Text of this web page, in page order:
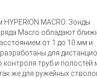
MACRO. Зонды
Macro обладают
от 1 до 10 мм и
для
контроля труб и полостей
же для ружейных